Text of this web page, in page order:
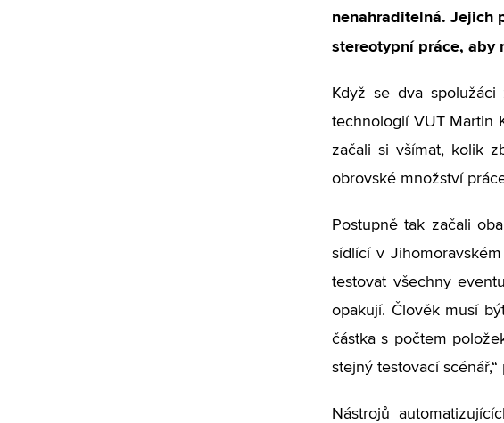
nenahraditelná. Jejich
stereotypní práce, aby
Když se dva
technologií VUT Martin
začali si všímat, kolik
obrovské množství
Postupně tak začali
sídlící v
testovat všechny
opakují. Člověk musí
částka s počtem
stejný testovací scénář,“
Nástrojů